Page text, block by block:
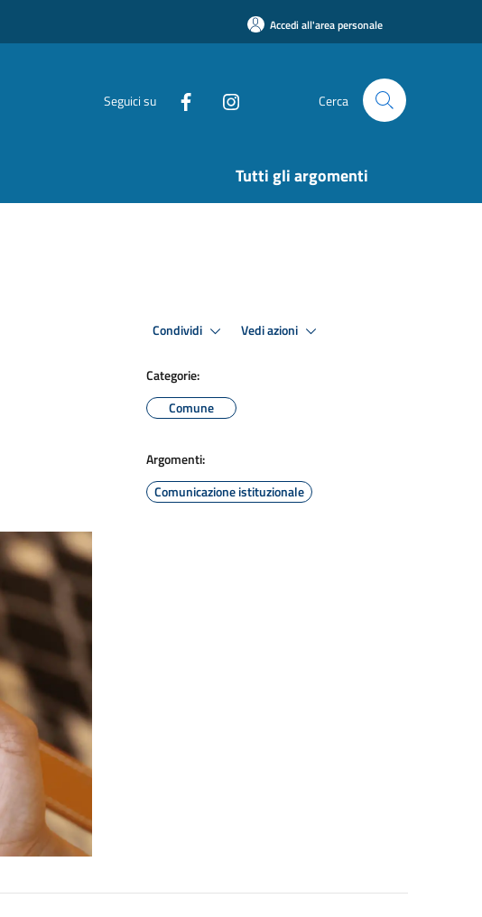
Accedi all'area personale
Seguici su Cerca
Tutti gli argomenti
Condividi Vedi azioni
Categorie:
Comune
Argomenti:
Comunicazione istituzionale